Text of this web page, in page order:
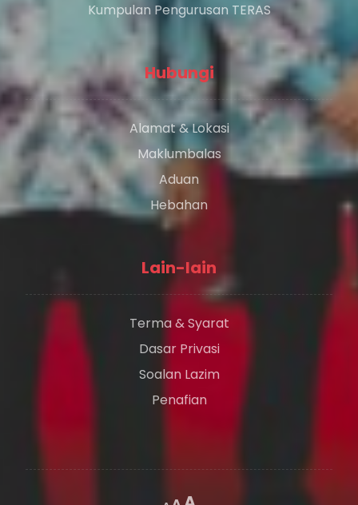
Kumpulan Pengurusan TERAS
Hubungi
Alamat & Lokasi
Maklumbalas
Aduan
Hebahan
Lain-lain
Terma & Syarat
Dasar Privasi
Soalan Lazim
Penafian